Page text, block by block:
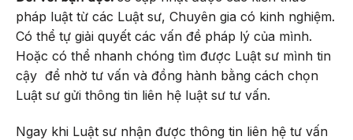
pháp luật từ các Luật sư, Chuyên gia có kinh nghiệm.
Có thể tự giải quyết các vấn đề pháp lý của mình.
Hoặc có thể nhanh chóng tìm được Luật sư mình tin
cậy để nhờ tư vấn và đồng hành bằng cách chọn
Luật sư gửi thông tin liên hệ luật sư tư vấn.
Ngay khi Luật sư nhận được thông tin liên hệ tư vấn